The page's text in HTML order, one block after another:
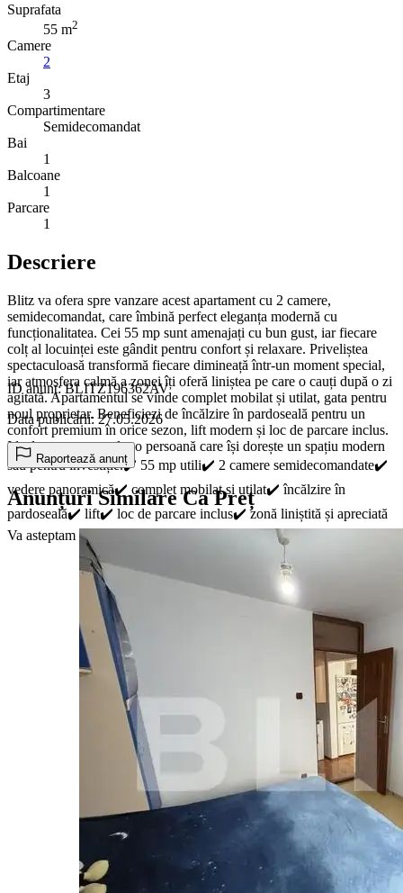
Suprafata
55 m2
Camere
2
Etaj
3
Compartimentare
Semidecomandat
Bai
1
Balcoane
1
Parcare
1
Descriere
Blitz va ofera spre vanzare acest apartament cu 2 camere,
semidecomandat, care îmbină perfect eleganța modernă cu
funcționalitatea. Cei 55 mp sunt amenajați cu bun gust, iar fiecare
colț al locuinței este gândit pentru confort și relaxare. Priveliștea
spectaculoasă transformă fiecare dimineață într-un moment special,
iar atmosfera calmă a zonei îți oferă liniștea pe care o cauți după o zi
agitată. Apartamentul se vinde complet mobilat și utilat, gata pentru
noul proprietar. Beneficiezi de încălzire în pardoseală pentru un
confort premium în orice sezon, lift modern și loc de parcare inclus.
Ideal pentru un cuplu, o persoană care își dorește un spațiu modern
sau pentru investiție.✔️ 55 mp utili✔️ 2 camere semidecomandate✔️
vedere panoramică✔️ complet mobilat și utilat✔️ încălzire în
pardoseală✔️ lift✔️ loc de parcare inclus✔️ zonă liniștită și apreciată
Va asteptam la vizionare!
ID anunț: BLITZ196362AV
Data publicării: 27.05.2026
Raportează anunț
Anunțuri Similare Ca Preț